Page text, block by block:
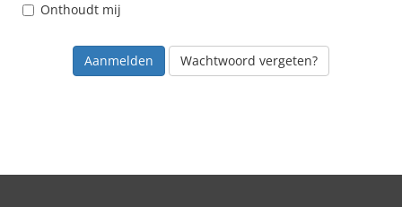
Onthoudt mij
Wachtwoord vergeten?